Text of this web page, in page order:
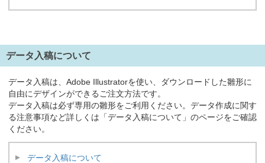
データ入稿について
データ入稿は、Adobe Illustratorを使い、ダウンロードした雛形に
自由にデザインができるご注文方法です。
データ入稿は必ず専用の雛形をご利用ください。データ作成に関す
る注意事項など詳しくは「データ入稿について」のページをご確認
ください。
データ入稿について